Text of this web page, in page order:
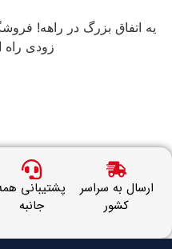
یه اتفاق بزرگ در راهه!
زودی راه
ارسال به سراسر
کشور
پشتیبانی همه
جانبه